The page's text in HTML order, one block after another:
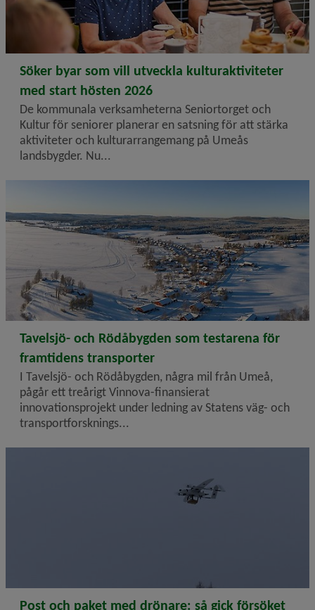
2026-05-12
Söker byar som vill utveckla kulturaktiviteter
med start hösten 2026
De kommunala verksamheterna Seniortorget och
Kultur för seniorer planerar en satsning för att stärka
aktiviteter och kulturarrangemang på Umeås
landsbygder. Nu...
2026-04-29
Tavelsjö- och Rödåbygden som testarena för
framtidens transporter
I Tavelsjö- och Rödåbygden, några mil från Umeå,
pågår ett treårigt Vinnova-finansierat
innovationsprojekt under ledning av Statens väg- och
transportforsknings...
2026-04-07
Post och paket med drönare: så gick försöket